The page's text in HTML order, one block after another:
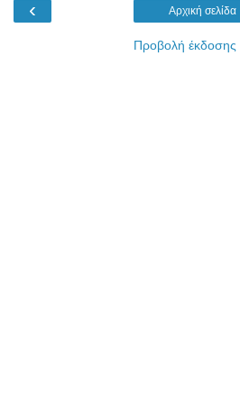
‹ Αρχική σελίδα
Προβολή έκδοσης